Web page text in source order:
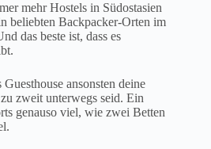
mehr Hostels in Südostasien
beliebten Backpacker-Orten im
das beste ist, dass es
ansonsten deine
zweit unterwegs seid. Ein
genauso viel, wie zwei Betten